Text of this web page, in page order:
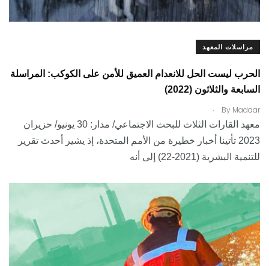
مراسلات المعهد
الحرب ليست الحل للانعدام العميق للأمن على الكوكب: المراسلة
السابعة والثلاثون (2022)
By Madaar
.
معهد القارات الثلاث للبحث الاجتماعي/ مدار: 30 يونيو/ حزيران
2023 تأتينا أخبار خطيرة من الأمم المتحدة، إذ يشير أحدث تقرير
للتنمية البشرية (2021-22) إلى أنه